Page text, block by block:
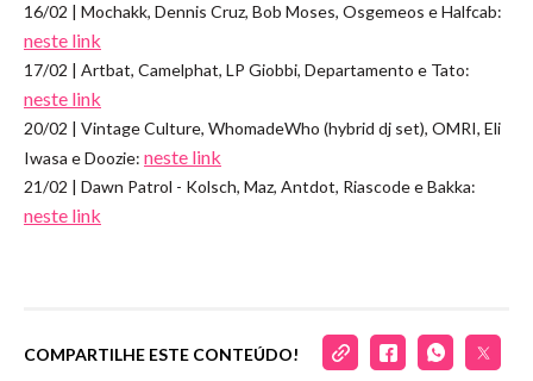
16/02 | Mochakk, Dennis Cruz, Bob Moses, Osgemeos e Halfcab:
neste link
17/02 | Artbat, Camelphat, LP Giobbi, Departamento e Tato:
neste link
20/02 | Vintage Culture, WhomadeWho (hybrid dj set), OMRI, Eli
Iwasa e Doozie: neste link
21/02 | Dawn Patrol - Kolsch, Maz, Antdot, Riascode e Bakka:
neste link
COMPARTILHE ESTE CONTEÚDO!